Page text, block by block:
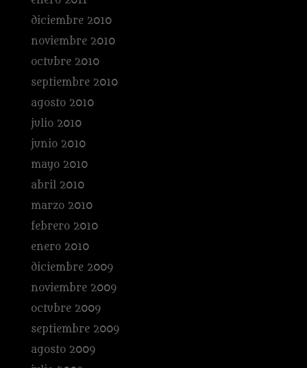
diciembre 2010
noviembre 2010
octubre 2010
septiembre 2010
agosto 2010
julio 2010
junio 2010
mayo 2010
abril 2010
marzo 2010
febrero 2010
enero 2010
diciembre 2009
noviembre 2009
octubre 2009
septiembre 2009
agosto 2009